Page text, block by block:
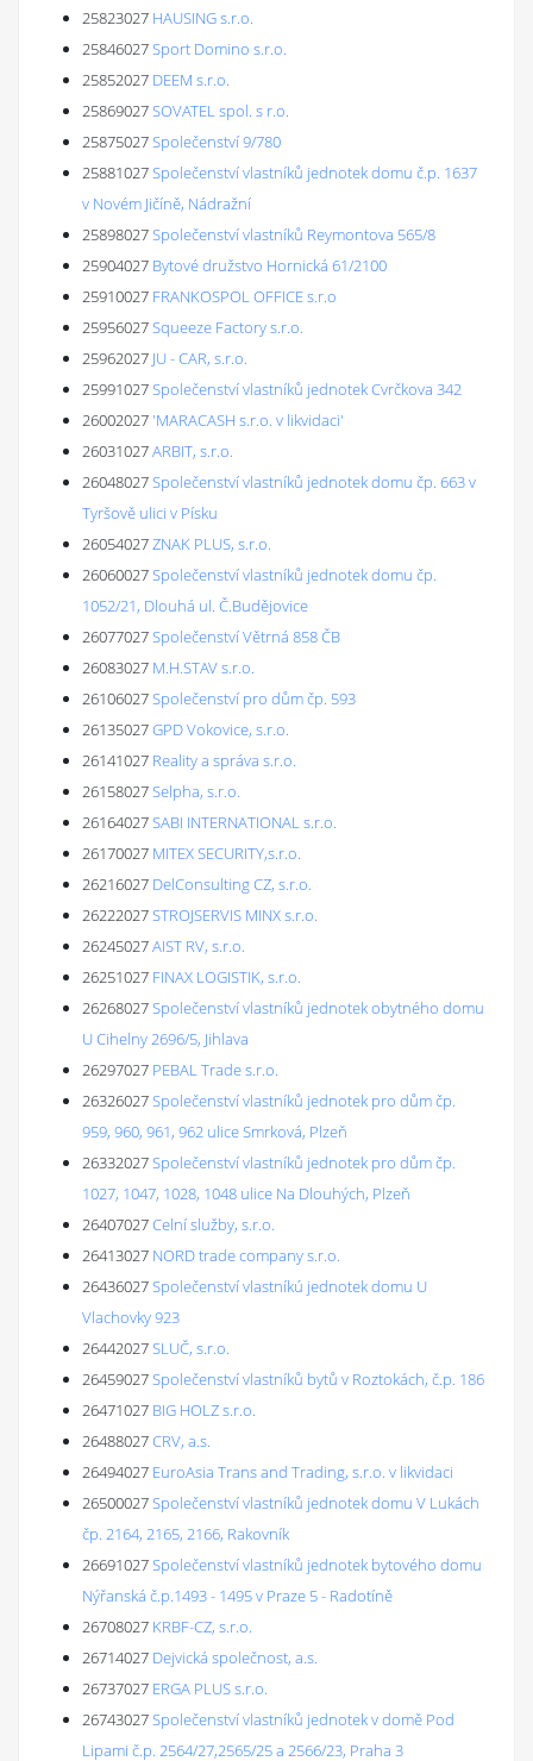
25823027 HAUSING s.r.o.
25846027Sport Domino s.r.o.
25852027 DEEM s.r.o.
25869027SOVATEL spol. s r.o.
25875027Společenství 9/780
25881027Společenství vlastníků jednotek domu č.p. 1637
v Novém Jičíně, Nádražní
25898027Společenství vlastníků Reymontova 565/8
25904027 Bytové družstvo Hornická 61/2100
25910027 FRANKOSPOL OFFICE s.r.o
25956027Squeeze Factory s.r.o.
25962027 JU - CAR, s.r.o.
25991027Společenství vlastníků jednotek Cvrčkova 342
26002027'MARACASH s.r.o. v likvidaci'
26031027ARBIT, s.r.o.
26048027Společenství vlastníků jednotek domu čp. 663 v
Tyršově ulici v Písku
26054027ZNAK PLUS, s.r.o.
26060027Společenství vlastníků jednotek domu čp.
1052/21, Dlouhá ul. Č.Budějovice
26077027Společenství Větrná 858 ČB
26083027 M.H.STAV s.r.o.
26106027Společenství pro dům čp. 593
26135027GPD Vokovice, s.r.o.
26141027 Reality a správa s.r.o.
26158027Selpha, s.r.o.
26164027SABI INTERNATIONAL s.r.o.
26170027 MITEX SECURITY,s.r.o.
26216027 DelConsulting CZ, s.r.o.
26222027STROJSERVIS MINX s.r.o.
26245027AIST RV, s.r.o.
26251027 FINAX LOGISTIK, s.r.o.
26268027Společenství vlastníků jednotek obytného domu
U Cihelny 2696/5, Jihlava
26297027 PEBAL Trade s.r.o.
26326027Společenství vlastníků jednotek pro dům čp.
959, 960, 961, 962 ulice Smrková, Plzeň
26332027Společenství vlastníků jednotek pro dům čp.
1027, 1047, 1028, 1048 ulice Na Dlouhých, Plzeň
26407027Celní služby, s.r.o.
26413027 NORD trade company s.r.o.
26436027Společenství vlastníkú jednotek domu U
Vlachovky 923
26442027SLUČ, s.r.o.
26459027Společenství vlastníků bytů v Roztokách, č.p. 186
26471027 BIG HOLZ s.r.o.
26488027CRV, a.s.
26494027 EuroAsia Trans and Trading, s.r.o. v likvidaci
26500027Společenství vlastníků jednotek domu V Lukách
čp. 2164, 2165, 2166, Rakovník
26691027Společenství vlastníků jednotek bytového domu
Nýřanská č.p.1493 - 1495 v Praze 5 - Radotíně
26708027 KRBF-CZ, s.r.o.
26714027 Dejvická společnost, a.s.
26737027 ERGA PLUS s.r.o.
26743027Společenství vlastníků jednotek v domě Pod
Lipami č.p. 2564/27,2565/25 a 2566/23, Praha 3